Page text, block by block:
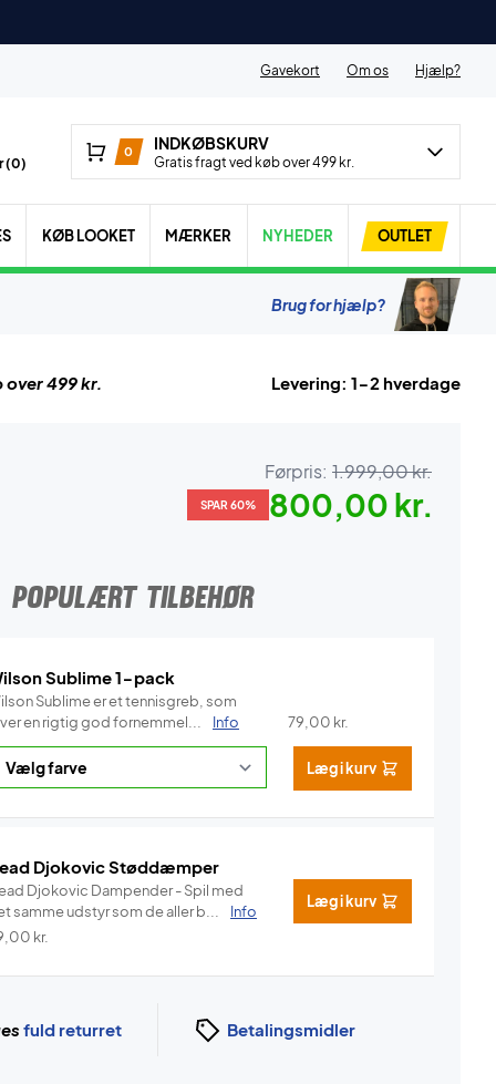
Gavekort Om os Hjælp?
(0)
0 INDKØBSKURV
Gratis fragt ved køb over 499 kr.
KØB LOOKET MÆRKER NYHEDER OUTLET
Brug for hjælp?
over 499 kr. Levering: 1-2 hverdage
Førpris: 1.999,00 kr.
SPAR 60% 800,00 kr.
POPULÆRT TILBEHØR
Sublime 1-pack
Sublime er et tennisgreb, som
en rigtig god fornemmel...
Info 79,00 kr.
Læg i kurv
Djokovic Støddæmper
Djokovic Dampender - Spil med
samme udstyr som de aller b...
Info
kr.
Læg i kurv
fuld returret Betalingsmidler